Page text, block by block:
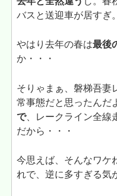
バスと送迎車が居すぎ。
やはり去年の春は最後
か・・・
そりゃまぁ、磐梯吾妻
常事態だと思ったんだ
で、レークライン全線
だから・・・
今思えば、そんなワケ
れで、逆に多すぎる気